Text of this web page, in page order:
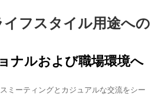
フスタイル用途への
ナルおよび職場環境へ
ミーティングとカジュアルな交流をシー